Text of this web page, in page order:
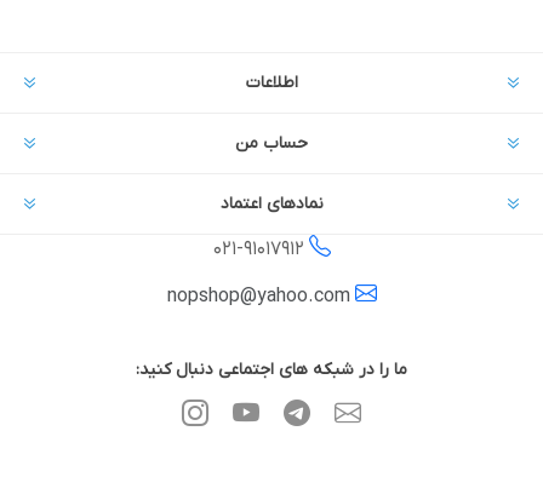
اطلاعات
حساب من
نمادهای اعتماد
021-91017912
ما را در شبکه های اجتماعی دنبال کنید: